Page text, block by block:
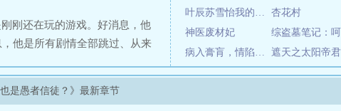
叶辰苏雪怡我的七个绝色师姐全文免费阅读大结局
杏花村
神医废材妃
综盗墓笔记：呵
病入膏肓，情陷致命爱人
遮天之太阳帝君
刚还在玩的游戏。好消息，他
他是所有剧情全部跳过、从来
身份的黑户，还是个异种途径
正常人、不能转途径因为隔壁
是愚者信徒？》最新章节